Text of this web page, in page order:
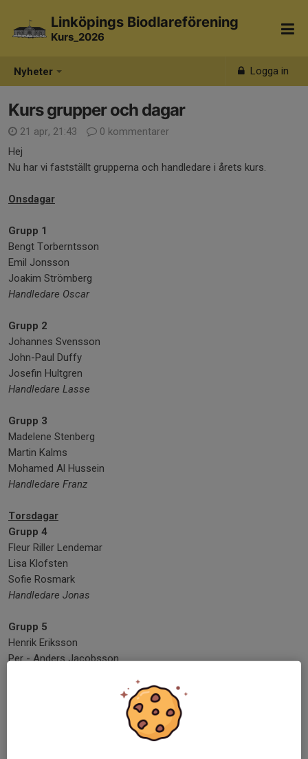
Nyheter Logga in
Linköpings Biodlareförening
Kurs_2026
Kurs grupper och dagar
21 apr, 21:43
0 kommentarer
Hej
Nu har vi fastställt grupperna och handledare i årets kurs.
Onsdagar
Grupp 1
Bengt Torberntsson
Emil Jonsson
Joakim Strömberg
Handledare Oscar
Grupp 2
Johannes Svensson
John-Paul Duffy
Josefin Hultgren
Handledare Lasse
Grupp 3
Madelene Stenberg
Martin Kalms
Mohamed Al Hussein
Handledare Franz
Torsdagar
Grupp 4
Fleur Riller Lendemar
Lisa Klofsten
Sofie Rosmark
Handledare Jonas
Grupp 5
Henrik Eriksson
Per - Anders Jacobsson